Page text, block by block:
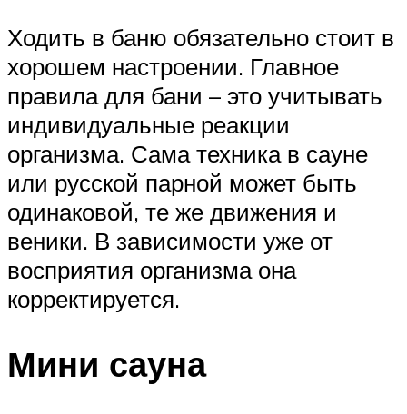
Ходить в баню обязательно стоит в
хорошем настроении. Главное
правила для бани – это учитывать
индивидуальные реакции
организма. Сама техника в сауне
или русской парной может быть
одинаковой, те же движения и
веники. В зависимости уже от
восприятия организма она
корректируется.
Мини сауна